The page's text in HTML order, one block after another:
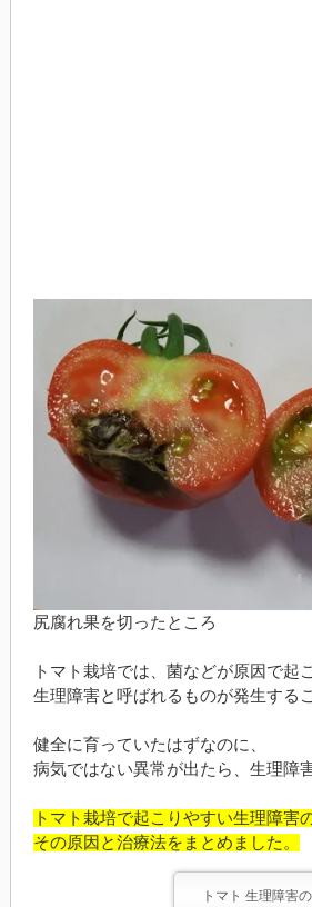
尻腐れ果を切ったところ
トマト栽培では、菌などが原因で起
生理障害と呼ばれるものが発生する
健全に育っていたはずなのに、
病気ではない異常が出たら、生理障
トマト栽培で起こりやすい生理障害
その原因と治療法をまとめました。
トマト 生理障害